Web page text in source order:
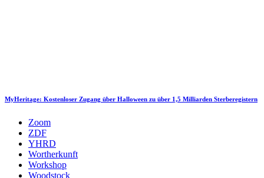
MyHeritage: Kostenloser Zugang über Halloween zu über 1,5 Milliarden Sterberegistern
Zoom
ZDF
YHRD
Wortherkunft
Workshop
Woodstock